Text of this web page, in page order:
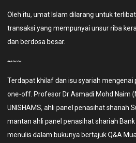
Oleh itu, umat Islam dilarang untuk
transaksi yang mempunyai unsur riba
dan berdosa besar.
~~~
Terdapat khilaf dan isu syariah mengenai
one-off. Profesor Dr Asmadi Mohd Naim
UNISHAMS, ahli panel penasihat shariah
mantan ahli panel penasihat shariah
menulis dalam bukunya bertajuk Q&A